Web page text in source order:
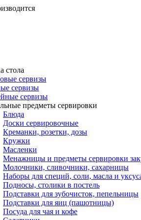
стола
сервизы
сервизы
сервизы
предметы сервировки
Блюда
Доски сервировочные
Креманки, розетки, дозы
Кружки
Масленки
Менажницы и предметы сервировки
Молочники, сливочники, сахарницы
Наборы для специй, соли, масла и
Подносы, столики в постель
Подставки для зубочисток, пепельницы
Подставки для яиц (пашотницы)
Посуда для чая и кофе